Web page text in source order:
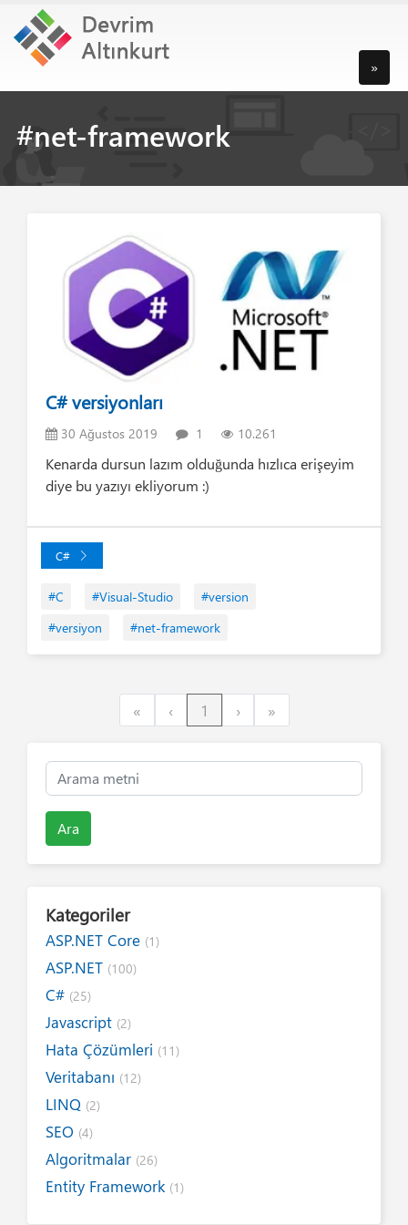
»
#net-framework
C# versiyonları
30 Ağustos 2019 1 10.261
Kenarda dursun lazım olduğunda hızlıca erişeyim
diye bu yazıyı ekliyorum :)
C#
#C #Visual-Studio
#version
#versiyon
#net-framework
«First ‹Previous
1 ›Next»Last
Ara
Kategoriler
ASP.NET Core (1)
ASP.NET (100)
C# (25)
Javascript (2)
Hata Çözümleri (11)
Veritabanı (12)
LINQ (2)
SEO (4)
Algoritmalar (26)
Entity Framework (1)